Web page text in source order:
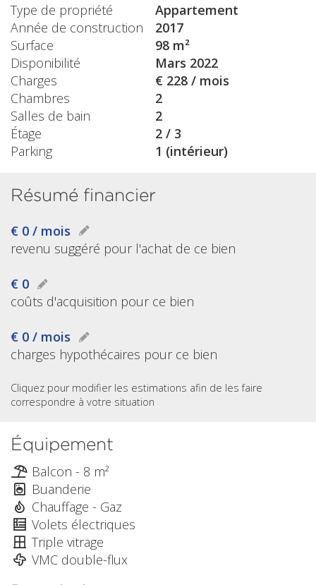
Type de propriété
Appartement
Année de construction
2017
Surface
98 m²
Disponibilité
Mars 2022
Charges
€ 228 / mois
Chambres
2
Salles de bain
2
Étage
2 / 3
Parking
1 (intérieur)
Résumé financier
€ 0 / mois
revenu suggéré pour l'achat de ce bien
€ 0
coûts d'acquisition pour ce bien
€ 0 / mois
charges hypothécaires pour ce bien
Cliquez pour modifier les estimations afin de les faire
correspondre à votre situation
Équipement
Balcon - 8 m²
Buanderie
Chauffage - Gaz
Volets électriques
Triple vitrage
VMC double-flux